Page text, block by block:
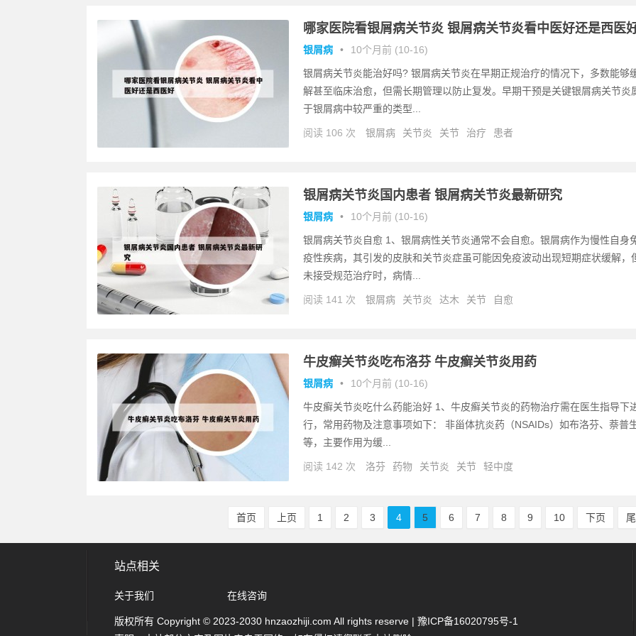
哪家医院看银屑病关节炎 银屑病关节炎看中医好还是西医
银屑病 • 10个月前 (10-16)
银屑病关节炎能治好吗? 银屑病关节炎在早期正规治疗的情况下，多数能够
解甚至临床治愈，但需长期管理以防止复发。早期干预是关键银屑病关节炎
于银屑病中较严重的类型...
阅读 106 次 银屑病 关节炎 关节 治疗 患者
银屑病关节炎国内患者 银屑病关节炎最新研究
银屑病 • 10个月前 (10-16)
银屑病关节炎自愈 1、银屑病性关节炎通常不会自愈。银屑病作为慢性自身
疫性疾病，其引发的皮肤和关节炎症虽可能因免疫波动出现短期症状缓解，
未接受规范治疗时，病情...
阅读 141 次 银屑病 关节炎 达木 关节 自愈
牛皮癣关节炎吃布洛芬 牛皮癣关节炎用药
银屑病 • 10个月前 (10-16)
牛皮癣关节炎吃什么药能治好 1、牛皮癣关节炎的药物治疗需在医生指导下
行，常用药物及注意事项如下： 非甾体抗炎药（NSAIDs）如布洛芬、萘普
等，主要作用为缓...
阅读 142 次 洛芬 药物 关节炎 关节 轻中度
首页 上页 1 2 3 4 5 6 7 8 9 10 下页
站点相关
关于我们 在线咨询
版权所有 Copyright © 2023-2030 hnzaozhiji.com All rights reserve | 豫ICP备16020795号-1